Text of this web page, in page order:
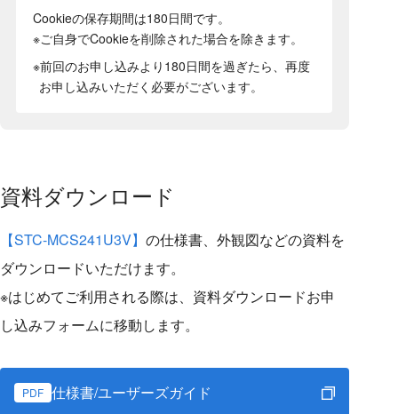
Cookieの保存期間は180日間です。
※ご自身でCookieを削除された場合を除きます。
※前回のお申し込みより180日間を過ぎたら、再度
お申し込みいただく必要がございます。
資料ダウンロード
【STC-MCS241U3V】 の仕様書、外観図などの資料を
ダウンロードいただけます。
※はじめてご利用される際は、資料ダウンロードお申
し込みフォームに移動します。
PDF 仕様書/ユーザーズガイド